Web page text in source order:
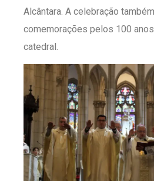
Alcântara. A celebração
comemorações pelos 100
catedral.